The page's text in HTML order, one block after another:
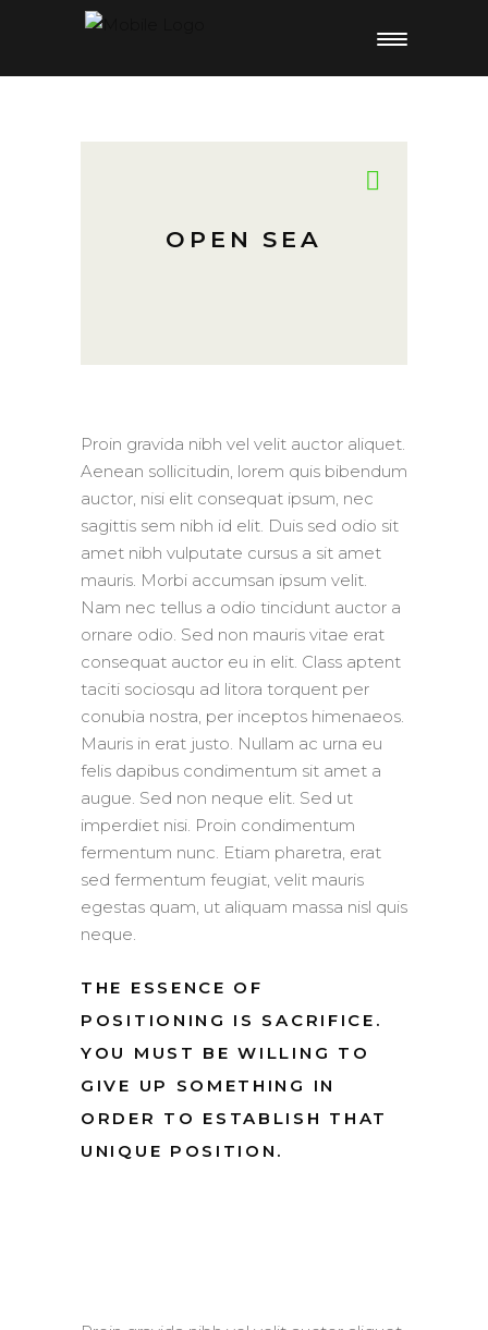
OPEN SEA
Proin gravida nibh vel velit auctor aliquet.
Aenean sollicitudin, lorem quis bibendum
auctor, nisi elit consequat ipsum, nec
sagittis sem nibh id elit. Duis sed odio sit
amet nibh vulputate cursus a sit amet
mauris. Morbi accumsan ipsum velit.
Nam nec tellus a odio tincidunt auctor a
ornare odio. Sed non mauris vitae erat
consequat auctor eu in elit. Class aptent
taciti sociosqu ad litora torquent per
conubia nostra, per inceptos himenaeos.
Mauris in erat justo. Nullam ac urna eu
felis dapibus condimentum sit amet a
augue. Sed non neque elit. Sed ut
imperdiet nisi. Proin condimentum
fermentum nunc. Etiam pharetra, erat
sed fermentum feugiat, velit mauris
egestas quam, ut aliquam massa nisl quis
neque.
THE ESSENCE OF
POSITIONING IS SACRIFICE.
YOU MUST BE WILLING TO
GIVE UP SOMETHING IN
ORDER TO ESTABLISH THAT
UNIQUE POSITION.